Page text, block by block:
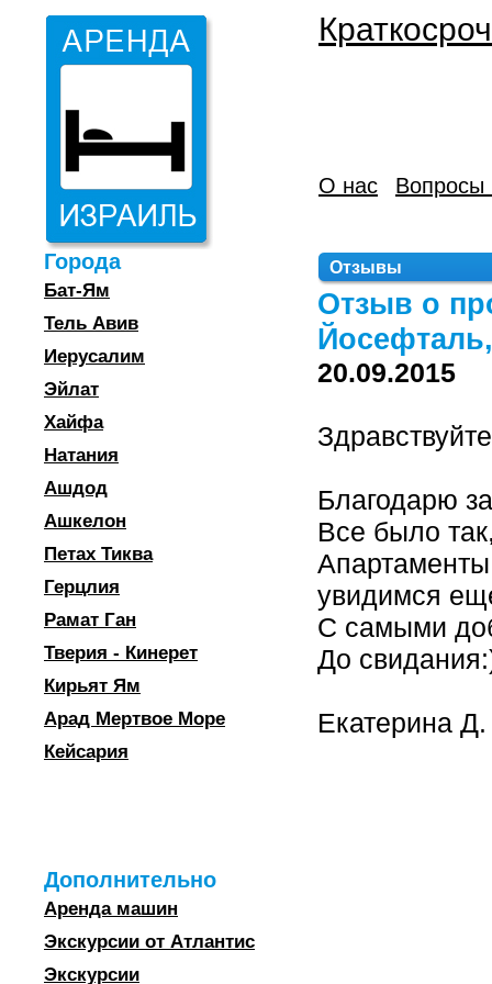
О нас Вопросы
Города
Бат-Ям
Тель Авив
Иерусалим
Эйлат
Хайфа
Натания
Ашдод
Ашкелон
Петах Тиква
Герцлия
Рамат Ган
Тверия - Кинерет
Кирьят Ям
Арад Мертвое Море
Кейсария
Дополнительно
Аренда машин
Экскурсии от Атлантис
Экскурсии
Отзывы
Отзыв о
20.09.2015
Благодарю
Все было
увидимся
С самыми
До
Екатерина Д.